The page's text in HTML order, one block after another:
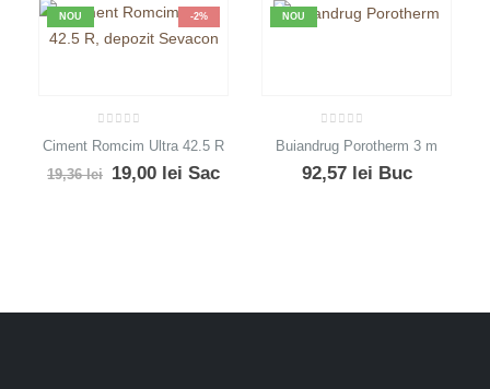
NOU -2%
Ciment Romcim Ultra 42.5 R
19,36lei Prețul
inițial
19,00 leiPrețul
Sac
NOU
Buiandrug Porotherm 3 m
92,57 lei Buc